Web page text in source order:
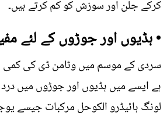
کرکے جلن اور سوزش کو کم کرتے ہیں۔
• ہڈیوں اور جوڑوں کے لئے
سردی کے موسم میں وٹامن ڈی کی کمی
ہے ایسے میں ہڈیوں اور جوڑوں میں درد
لونگ ہائیڈرو الکوحل مرکبات جیسے